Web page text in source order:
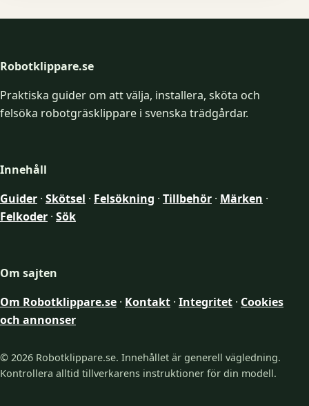
Robotklippare.se
Praktiska guider om att välja, installera, sköta och
felsöka robotgräsklippare i svenska trädgårdar.
Innehåll
Guider · Skötsel · Felsökning · Tillbehör · Märken ·
Felkoder · Sök
Om sajten
Om Robotklippare.se · Kontakt · Integritet · Cookies
och annonser
© 2026 Robotklippare.se. Innehållet är generell vägledning.
Kontrollera alltid tillverkarens instruktioner för din modell.